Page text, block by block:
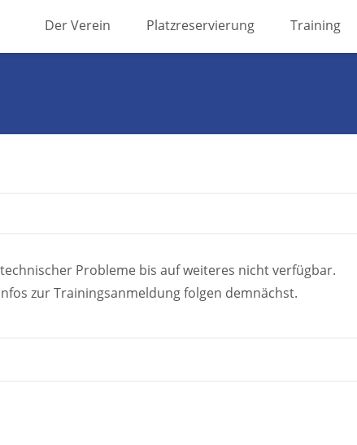
content
Der Verein Platzreservierung Training
Probleme bis auf weiteres nicht verfügbar.
zur Trainingsanmeldung folgen demnächst.